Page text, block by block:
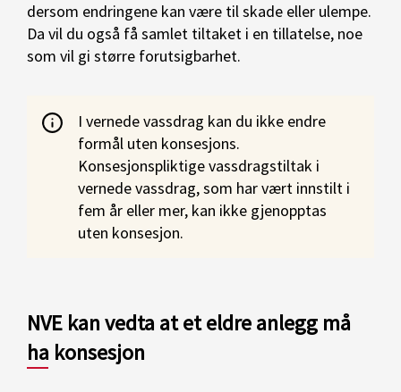
dersom endringene kan være til skade eller ulempe.
Da vil du også få samlet tiltaket i en tillatelse, noe
som vil gi større forutsigbarhet.
I vernede vassdrag kan du ikke endre
formål uten konsesjons.
Konsesjonspliktige vassdragstiltak i
vernede vassdrag, som har vært innstilt i
fem år eller mer, kan ikke gjenopptas
uten konsesjon.
NVE kan vedta at et eldre anlegg må
ha konsesjon